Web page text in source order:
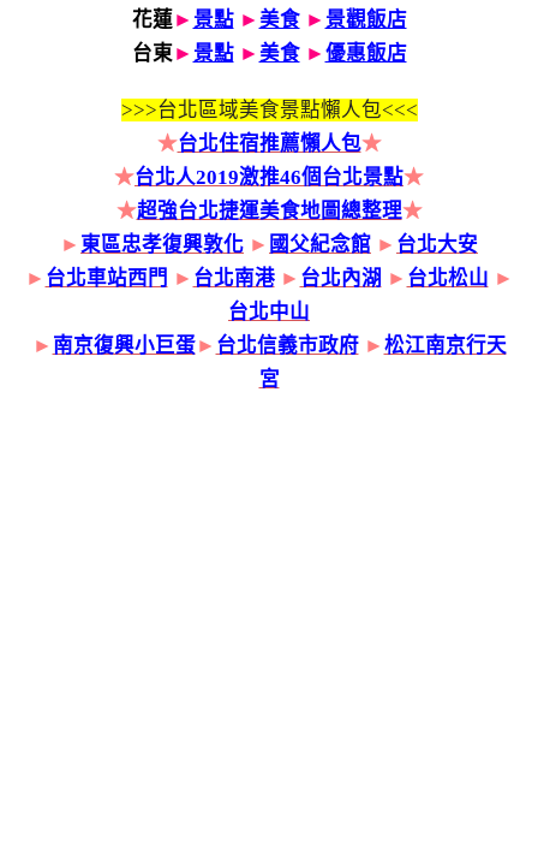
花蓮► 景點 ► 美食► 景觀飯店
台東► 景點 ► 美食► 優惠飯店
>>>台北區域美食景點懶人包<<<
★台北住宿推薦懶人包★
★台北人2019激推46個台北景點★
★超強台北捷運美食地圖總整理★
► 東區忠孝復興敦化 ► 國父紀念館 ► 台北大安
► 台北車站西門 ► 台北南港 ► 台北內湖 ► 台北松山 ►
台北中山
► 南京復興小巨蛋► 台北信義市政府► 松江南京行天
宮